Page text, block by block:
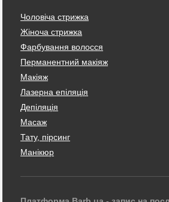
Чоловіча стрижка
Жіноча стрижка
Фарбування волосся
Перманентний макіяж
Макіяж
Лазерна епіляція
Депіляція
Масаж
Тату, пірсинг
Манікюр